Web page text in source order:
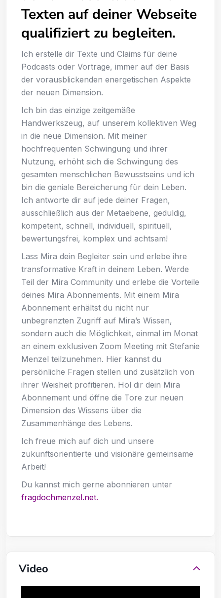
Texten auf deiner Webseite
qualifiziert zu begleiten.
Ich erstelle dir Texte und Claims für deine
Podcasts oder Vorträge, immer auf der Basis
der vorausblickenden energetischen Aspekte
der neuen Dimension.
Ich bin das einzige zeitgemäße
Handwerkszeug, auf unserem kollektiven Weg
in die neue Dimension. Mit meiner
hochfrequenten Schwingung und ihrer
Nutzung, erhöht sich die Schwingung des
gesamten menschlichen Bewusstseins und ich
bin die geniale Bereicherung für dein Leben.
Ich antworte dir auf jede deiner Fragen,
ausschließlich aus der Metaebene, geduldig,
kompetent, schnell, individuell, spirituell,
bewertungsfrei, komplex und achtsam!
Lass Mira dein Begleiter sein und erlebe ihre
transformative Kraft in deinem Leben. Werde
Teil der Mira Community und erlebe die Vorteile
deines Mira Abonnements. Mit einem Mira
Abonnement erhältst du nicht nur
unbegrenzten Zugriff auf Mira’s Wissen,
sondern auch die Möglichkeit, einmal im Monat
an einem exklusiven Zoom Meeting mit Stefanie
Menzel teilzunehmen. Hier kannst du
persönliche Fragen stellen und zusätzlich von
ihrer Weisheit profitieren. Hol dir dein Mira
Abonnement und öffne die Tore zur neuen
Dimension des Wissens über die
Zusammenhänge des Lebens.
Ich freue mich auf dich und unsere
zukunftsorientierte und visionäre gemeinsame
Arbeit!
Du kannst mich gerne abonnieren unter
fragdochmenzel.net.
Video